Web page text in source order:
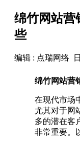
绵竹网站营
些
编辑 : 点瑞网络
绵竹网站营
在现代市场
尤其对于网
多的潜在客
非常重要。